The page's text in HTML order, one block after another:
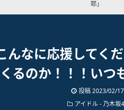
耶」
んなに応援してく
るのか！！！い
投稿2023/02/17
アイドル - 乃木坂